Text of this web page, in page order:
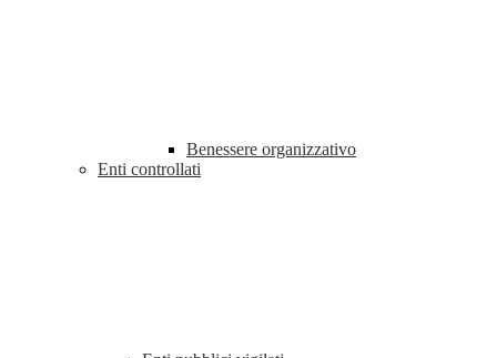
Benessere organizzativo
Enti controllati